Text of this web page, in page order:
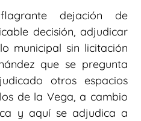
dejación de
decisión, adjudicar
municipal sin licitación
que se pregunta
otros espacios
de la Vega, a cambio
y aquí se adjudica a